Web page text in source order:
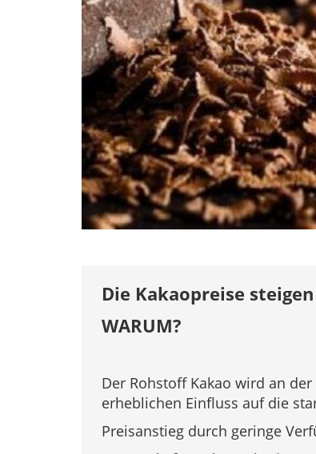
Die Kakaopreise
WARUM?
Der Rohstoff Kakao wird an
erheblichen Einfluss auf die
Preisanstieg durch geringe